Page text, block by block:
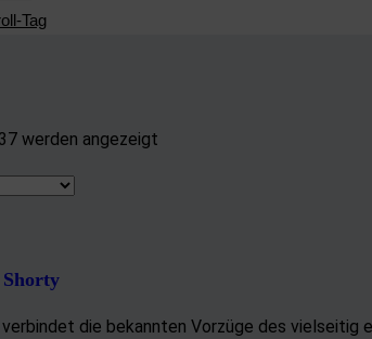
Tag
werden angezeigt
verbindet die bekannten Vorzüge des